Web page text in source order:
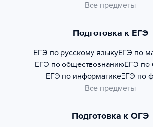
Все предметы
Подготовка к ЕГЭ
ЕГЭ по русскому языкуЕГЭ по
ЕГЭ по обществознаниюЕГЭ по
ЕГЭ по информатикеЕГЭ по
Все предметы
Подготовка к ОГЭ